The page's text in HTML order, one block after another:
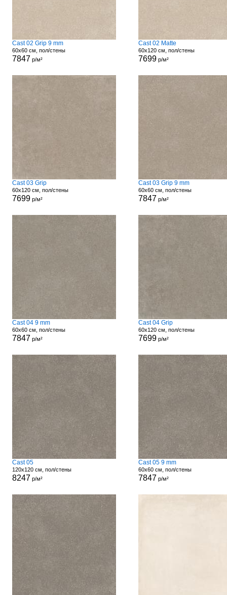
Cast 02 Grip 9 mm
60x60 см, пол/стены
7847 р/м²
Cast 02 Matte
60x120 см, пол/стены
7699р/м²
Cast 03 Grip
60x120 см, пол/стены
7699р/м²
Cast 03 Grip 9 mm
60x60 см, пол/стены
7847 р/м²
Cast 04 9 mm
60x60 см, пол/стены
7847 р/м²
Cast 04 Grip
60x120 см, пол/стены
7699р/м²
Cast 05
120x120 см, пол/стены
8247 р/м²
Cast 05 9 mm
60x60 см, пол/стены
7847 р/м²